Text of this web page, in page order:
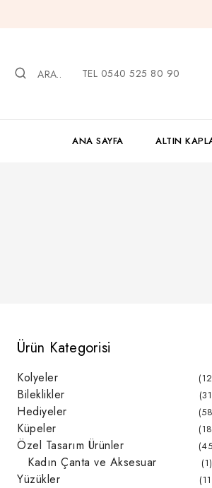
ARA.. TEL 0540 525 80 90
ANA SAYFA ALTIN
Ürün Kategorisi
Kolyeler 12
Bileklikler 31
Hediyeler
Küpeler 18
Özel Tasarım Ürünler
Kadın Çanta ve Aksesuar 11
Yüzükler 11